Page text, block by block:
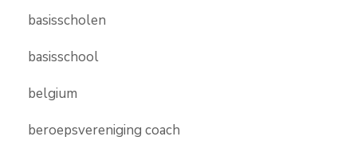
basisscholen
basisschool
belgium
beroepsvereniging coach